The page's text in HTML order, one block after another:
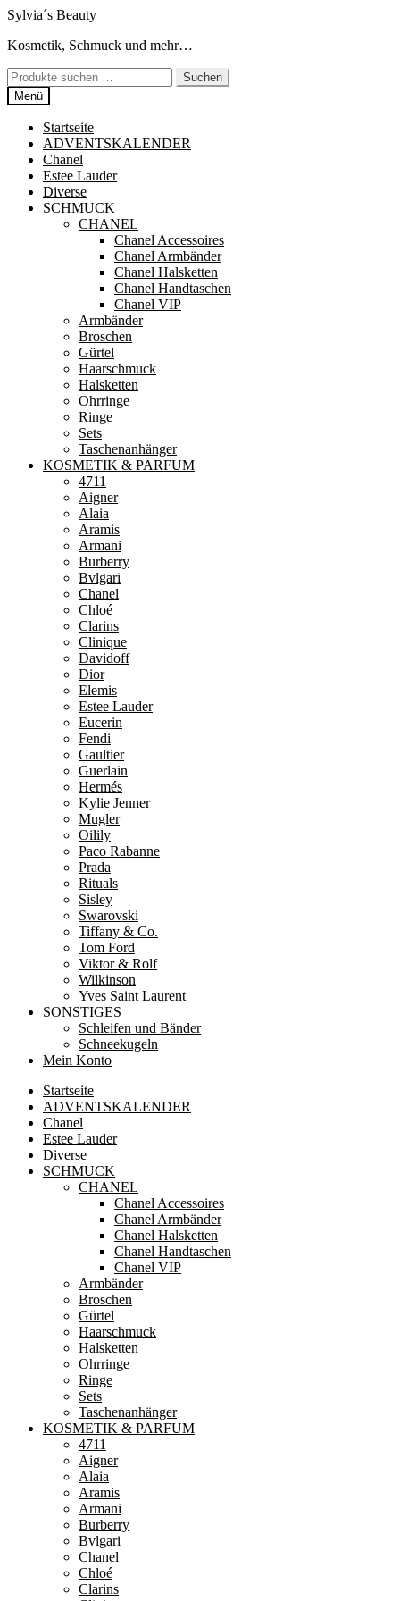
Zur
springen
Zum
springen
Sylvia´s Beauty
Kosmetik, Schmuck und mehr…
Suchen
nach:
Suchen
Menü
Startseite
ADVENTSKALENDER
Chanel
Estee Lauder
Diverse
SCHMUCK
CHANEL
Chanel Accessoires
Chanel Armbänder
Chanel Halsketten
Chanel Handtaschen
Chanel VIP
Armbänder
Broschen
Gürtel
Haarschmuck
Halsketten
Ohrringe
Ringe
Sets
Taschenanhänger
KOSMETIK & PARFUM
4711
Aigner
Alaia
Aramis
Armani
Burberry
Bvlgari
Chanel
Chloé
Clarins
Clinique
Davidoff
Dior
Elemis
Estee Lauder
Eucerin
Fendi
Gaultier
Guerlain
Hermés
Kylie Jenner
Mugler
Oilily
Paco Rabanne
Prada
Rituals
Sisley
Swarovski
Tiffany & Co.
Tom Ford
Viktor & Rolf
Wilkinson
Yves Saint Laurent
SONSTIGES
Schleifen und Bänder
Schneekugeln
Mein Konto
Startseite
ADVENTSKALENDER
Chanel
Estee Lauder
Diverse
SCHMUCK
CHANEL
Chanel Accessoires
Chanel Armbänder
Chanel Halsketten
Chanel Handtaschen
Chanel VIP
Armbänder
Broschen
Gürtel
Haarschmuck
Halsketten
Ohrringe
Ringe
Sets
Taschenanhänger
KOSMETIK & PARFUM
4711
Aigner
Alaia
Aramis
Armani
Burberry
Bvlgari
Chanel
Chloé
Clarins